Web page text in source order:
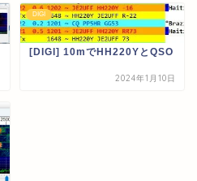
DIGI
[DIGI] 10mでHH220YとQSO
2024年1月10日